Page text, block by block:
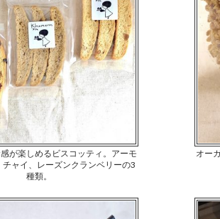
が楽しめるビスコッティ。アーモ
チャイ、レーズンクランベリーの3
種類。
オー